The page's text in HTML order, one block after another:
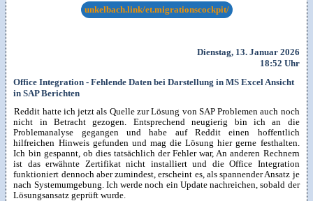
unkelbach.link/et.migrationscockpit/
Dienstag, 13. Januar 2026
18:52 Uhr
Office Integration - Fehlende Daten bei Darstellung in MS Excel Ansicht
in SAP Berichten
Reddit hatte ich jetzt als Quelle zur Lösung von SAP Problemen auch noch
nicht in Betracht gezogen. Entsprechend neugierig bin ich an die
Problemanalyse gegangen und habe auf Reddit einen hoffentlich
hilfreichen Hinweis gefunden und mag die Lösung hier gerne festhalten.
Ich bin gespannt, ob dies tatsächlich der Fehler war, An anderen Rechnern
ist das erwähnte Zertifikat nicht installiert und die Office Integration
funktioniert dennoch aber zumindest, erscheint es, als spannender Ansatz je
nach Systemumgebung. Ich werde noch ein Update nachreichen, sobald der
Lösungsansatz geprüft wurde.